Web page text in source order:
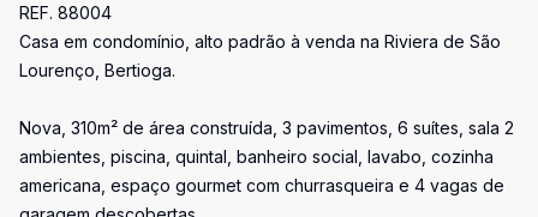
REF. 88004
Casa em condomínio, alto padrão à venda na Riviera de São
Lourenço, Bertioga.
Nova, 310m² de área construída, 3 pavimentos, 6 suítes, sala 2
ambientes, piscina, quintal, banheiro social, lavabo, cozinha
americana, espaço gourmet com churrasqueira e 4 vagas de